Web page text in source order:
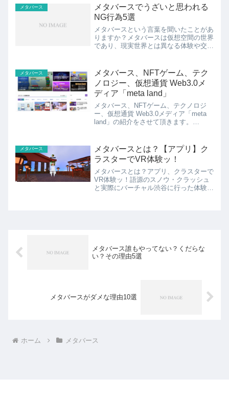
グが読みたい。こんなご要望...
メタバース
メタバースでうざいと思われる
NG行為5選
メタバースという言葉を聞いたことがあ
りますか？メタバースは仮想空間の世界
であり、現実世界とは異なる体験や交流
得られるメリットや実際の体験について
は、まだ多くの人が知らな...
メタバース
メタバース、NFTゲーム、テク
ノロジー、仮想通貨 Web3.0メ
ディア「meta land」
メタバース、NFTゲーム、テクノロジ
ー、仮想通貨 Web3.0メディア「meta
land」の紹介をさせて頂きます。
にもおすすめですねー。Axie Infini...
メタバース
メタバースとは？【アプリ】ク
ラスターでVR体験ッ！
メタバースとは？アプリ、クラスターで
VR体験ッ！語源のスノウ・クラッシュ
と実際にバーチャル渋谷に行った体験も
メタバース誰もやってない？くだらな
い？その理由5選
メタバースがダメな理由10選
ホーム メタバース